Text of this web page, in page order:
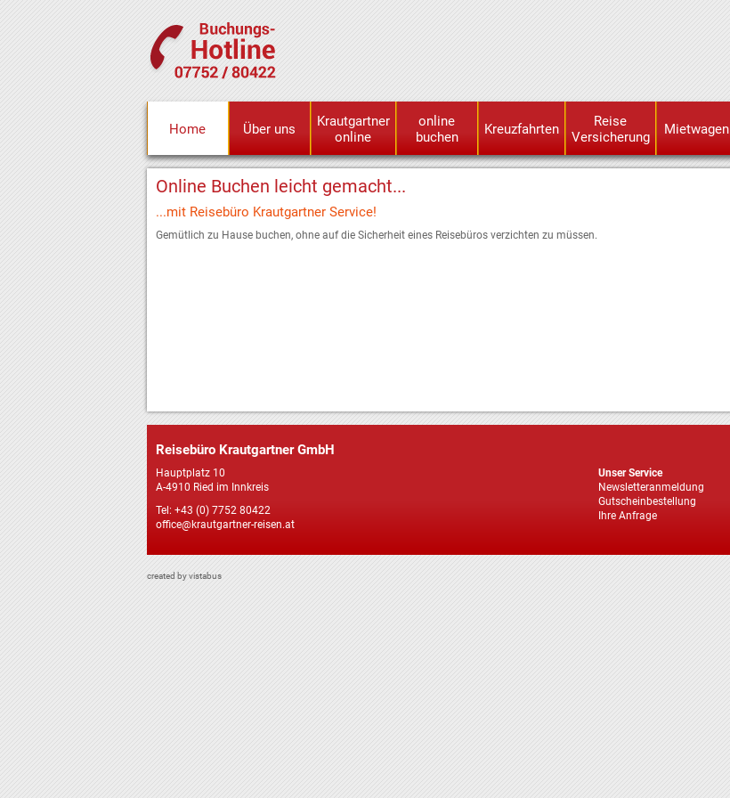
Home Über uns
Krautgartner
online
online
buchen
Kreuzfahrten
Reise
Versicherung
Mietwagen
Online Buchen leicht gemacht...
...mit Reisebüro Krautgartner Service!
Gemütlich zu Hause buchen, ohne auf die Sicherheit eines Reisebüros verzichten zu müssen.
Reisebüro Krautgartner GmbH
Hauptplatz 10
A-4910 Ried im Innkreis
Tel: +43 (0) 7752 80422
office@krautgartner-reisen.at
Unser Service
Newsletteranmeldung
Gutscheinbestellung
Ihre Anfrage
created by vistabus